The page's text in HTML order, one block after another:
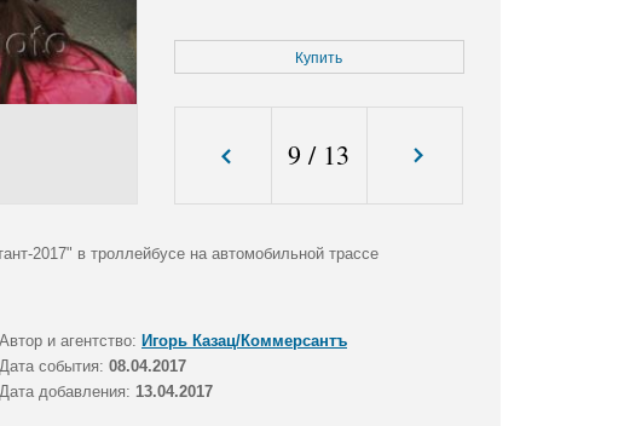
Купить
9 / 13
2017" в троллейбусе на автомобильной трассе
Автор и агентство: Игорь Казац/Коммерсантъ
Дата события: 08.04.2017
Дата добавления: 13.04.2017